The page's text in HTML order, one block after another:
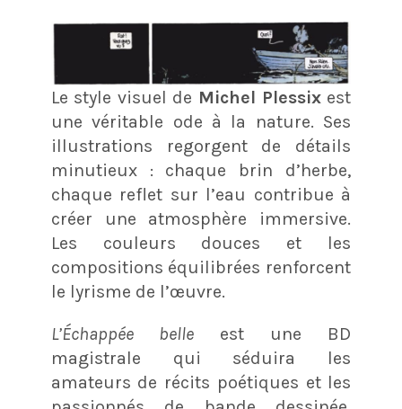
Le style visuel de Michel Plessixest
une véritable ode à la nature. Ses
illustrations regorgent de détails
minutieux : chaque brin d’herbe,
chaque reflet sur l’eau contribue à
créer une atmosphère immersive.
Les couleurs douces et les
compositions équilibrées renforcent
le lyrisme de l’œuvre.
L’Échappée belleest une BD
magistrale qui séduira les
amateurs de récits poétiques et les